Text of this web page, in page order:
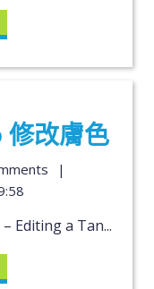
修改膚色
|
Editing a Tan...